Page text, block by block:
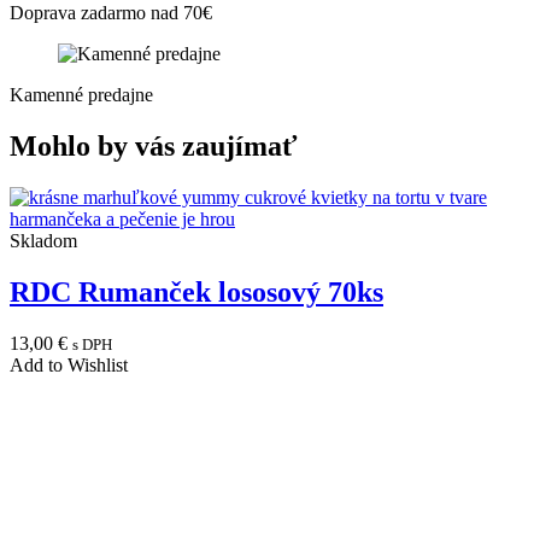
Doprava zadarmo nad 70€
Kamenné predajne
Mohlo by vás zaujímať
Skladom
RDC Rumanček lososový 70ks
13,00 € s DPH
Add to Wishlist